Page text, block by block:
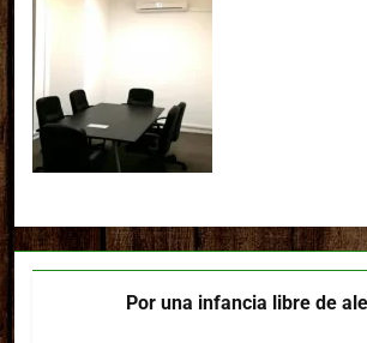
Por una infancia libre de